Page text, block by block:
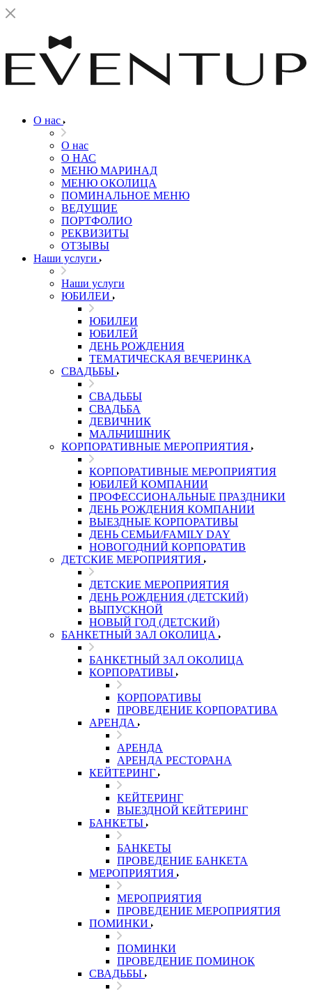
О нас
О нас
О НАС
МЕНЮ МАРИНАД
МЕНЮ ОКОЛИЦА
ПОМИНАЛЬНОЕ МЕНЮ
ВЕДУЩИЕ
ПОРТФОЛИО
РЕКВИЗИТЫ
ОТЗЫВЫ
Наши услуги
Наши услуги
ЮБИЛЕИ
ЮБИЛЕИ
ЮБИЛЕЙ
ДЕНЬ РОЖДЕНИЯ
ТЕМАТИЧЕСКАЯ ВЕЧЕРИНКА
СВАДЬБЫ
СВАДЬБЫ
СВАДЬБА
ДЕВИЧНИК
МАЛЬЧИШНИК
КОРПОРАТИВНЫЕ МЕРОПРИЯТИЯ
КОРПОРАТИВНЫЕ МЕРОПРИЯТИЯ
ЮБИЛЕЙ КОМПАНИИ
ПРОФЕССИОНАЛЬНЫЕ ПРАЗДНИКИ
ДЕНЬ РОЖДЕНИЯ КОМПАНИИ
ВЫЕЗДНЫЕ КОРПОРАТИВЫ
ДЕНЬ СЕМЬИ/FAMILY DAY
НОВОГОДНИЙ КОРПОРАТИВ
ДЕТСКИЕ МЕРОПРИЯТИЯ
ДЕТСКИЕ МЕРОПРИЯТИЯ
ДЕНЬ РОЖДЕНИЯ (ДЕТСКИЙ)
ВЫПУСКНОЙ
НОВЫЙ ГОД (ДЕТСКИЙ)
БАНКЕТНЫЙ ЗАЛ ОКОЛИЦА
БАНКЕТНЫЙ ЗАЛ ОКОЛИЦА
КОРПОРАТИВЫ
КОРПОРАТИВЫ
ПРОВЕДЕНИЕ КОРПОРАТИВА
АРЕНДА
АРЕНДА
АРЕНДА РЕСТОРАНА
КЕЙТЕРИНГ
КЕЙТЕРИНГ
ВЫЕЗДНОЙ КЕЙТЕРИНГ
БАНКЕТЫ
БАНКЕТЫ
ПРОВЕДЕНИЕ БАНКЕТА
МЕРОПРИЯТИЯ
МЕРОПРИЯТИЯ
ПРОВЕДЕНИЕ МЕРОПРИЯТИЯ
ПОМИНКИ
ПОМИНКИ
ПРОВЕДЕНИЕ ПОМИНОК
СВАДЬБЫ